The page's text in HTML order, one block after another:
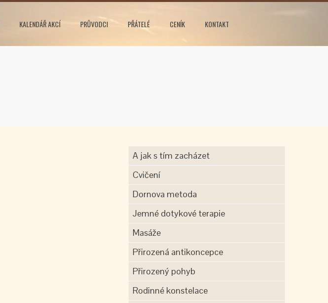
KALENDÁŘ AKCÍ PRŮVODCI PŘÁTELÉ CENÍK
KONTAKT
A jak s tím zacházet
Cvičení
Dornova metoda
Jemné dotykové terapie
Masáže
Přirozená antikoncepce
Přirozený pohyb
Rodinné konstelace